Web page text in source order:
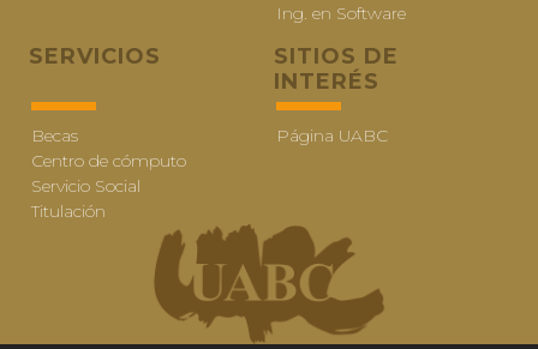
Ing. en Software
SERVICIOS
Becas
Centro de cómputo
Servicio Social
Titulación
SITIOS DE
INTERÉS
Página UABC